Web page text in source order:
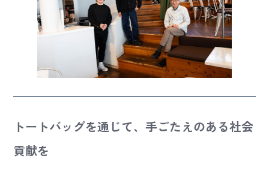
トートバッグを通じて、手ごたえのある社会
貢献を